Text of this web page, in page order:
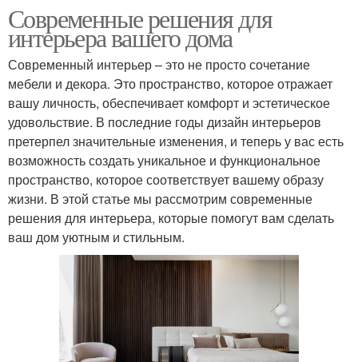
Современные решения для
интерьера вашего дома
Современный интерьер – это не просто сочетание
мебели и декора. Это пространство, которое отражает
вашу личность, обеспечивает комфорт и эстетическое
удовольствие. В последние годы дизайн интерьеров
претерпел значительные изменения, и теперь у вас есть
возможность создать уникальное и функциональное
пространство, которое соответствует вашему образу
жизни. В этой статье мы рассмотрим современные
решения для интерьера, которые помогут вам сделать
ваш дом уютным и стильным.